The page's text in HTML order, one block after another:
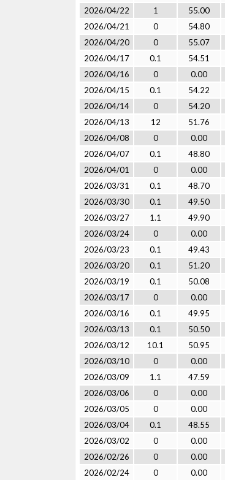
2026/04/22
1 55.00
2026/04/21
0 54.80
2026/04/20
0 55.07
2026/04/17
0.1 54.51
2026/04/16
0 0.00
2026/04/15
0.1 54.22
2026/04/14
0 54.20
2026/04/13
12 51.76
2026/04/08
0 0.00
2026/04/07
0.1 48.80
2026/04/01
0 0.00
2026/03/31
0.1 48.70
2026/03/30
0.1 49.50
2026/03/27
1.1 49.90
2026/03/24
0 0.00
2026/03/23
0.1 49.43
2026/03/20
0.1 51.20
2026/03/19
0.1 50.08
2026/03/17
0 0.00
2026/03/16
0.1 49.95
2026/03/13
0.1 50.50
2026/03/12
10.1 50.95
2026/03/10
0 0.00
2026/03/09
1.1 47.59
2026/03/06
0 0.00
2026/03/05
0 0.00
2026/03/04
0.1 48.55
2026/03/02
0 0.00
2026/02/26
0 0.00
2026/02/24
0 0.00